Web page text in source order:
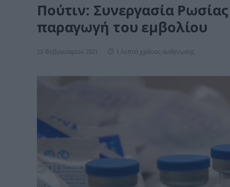
Πούτιν: Συνεργασία
παραγωγή του εμβολίου
23 Φεβρουαρίου 2021 1 λεπτό χρόνος ανάγνωσης